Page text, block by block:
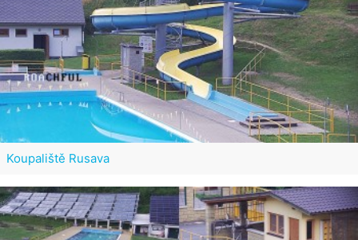
Koupaliště Rusava